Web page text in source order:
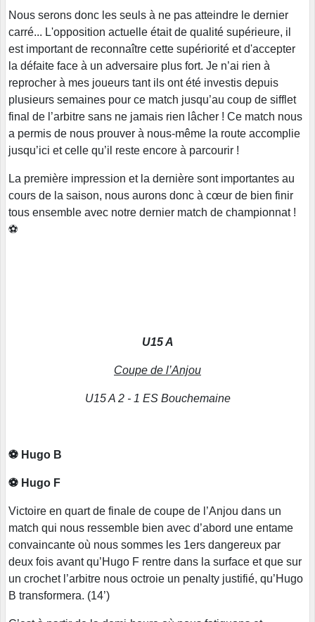
Nous serons donc les seuls à ne pas atteindre le dernier
carré... L'opposition actuelle était de qualité supérieure, il
est important de reconnaître cette supériorité et d'accepter
la défaite face à un adversaire plus fort. Je n’ai rien à
reprocher à mes joueurs tant ils ont été investis depuis
plusieurs semaines pour ce match jusqu’au coup de sifflet
final de l’arbitre sans ne jamais rien lâcher ! Ce match nous
a permis de nous prouver à nous-même la route accomplie
jusqu’ici et celle qu’il reste encore à parcourir !
La première impression et la dernière sont importantes au
cours de la saison, nous aurons donc à cœur de bien finir
tous ensemble avec notre dernier match de championnat !
⚽
U15 A
Coupe de l’Anjou
U15 A 2 - 1 ES Bouchemaine
⚽ Hugo B
⚽ Hugo F
Victoire en quart de finale de coupe de l’Anjou dans un
match qui nous ressemble bien avec d’abord une entame
convaincante où nous sommes les 1ers dangereux par
deux fois avant qu’Hugo F rentre dans la surface et que sur
un crochet l’arbitre nous octroie un penalty justifié, qu’Hugo
B transformera. (14’)